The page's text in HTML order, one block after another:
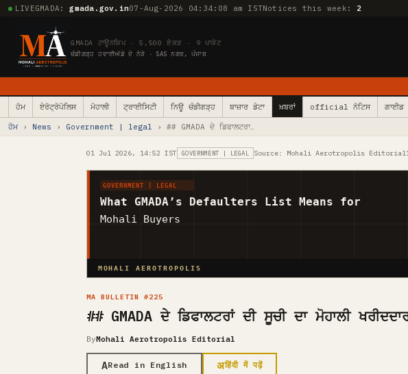
LIVEGMADA:gmada.gov.in07-Aug-2026 04:34:09 am ISTNotices this week: 2
GMADA ਟਾਊਨਸ਼ਿਪ · 5,500 ਏਕੜ · 9 ਪਾਕੇਟ
ਚੰਡੀਗੜ੍ਹ ਹਵਾਈਅੱਡੇ ਦੇ ਨੇੜੇ · SAS ਨਗਰ, ਪੰਜਾਬ
ਹੋਮ ਏਰੋਟ੍ਰੋਪੋਲਿਸ ਮੋਹਾਲੀ ਟ੍ਰਾਈਸਿਟੀ ਨਿਊ ਚੰਡੀਗੜ੍ਹ ਬਾਜ਼ਾਰ ਡੇਟਾ ਖ਼ਬਰਾਂ official ਨੋਟਿਸ ਗਾਈਡ
ਹੋਮ › News › Government | legal › ## GMADA ਦੇ ਡਿਫਾਲਟਰਾ…
01 Jul 2026, 14:52 IST GOVERNMENT | LEGAL Source: Mohali Aerotropolis Editorial
GOVERNMENT | LEGAL
MOHALI AEROTROPOLIS
What GMADA’s Defaulters List Means for
Mohali Buyers
MA BULLETIN #225
## GMADA ਦੇ ਡਿਫਾਲਟਰਾਂ ਦੀ ਸੂਚੀ ਦਾ ਮੋਹਾਲੀ
ByMohali Aerotropolis Editorial
ARead in English अहिंदी में पढ़ें